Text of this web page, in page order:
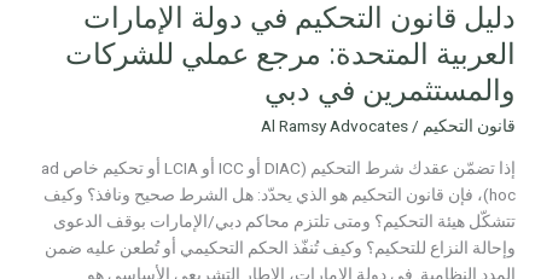
دليل قانون التحكيم في دولة الإمارات
العربية المتحدة: مرجع عملي للشركات
والمستثمرين في دبي
قانون التحكيم /
Al Ramsy Advocates
إذا تضمّن عقدك شرط التحكيم (DIAC أو ICC أو LCIA أو تحكيم خاص ad
hoc)، فإن قانون التحكيم هو الذي يحدّد: هل الشرط صحيح ونافذ؟ وكيف
تتشكّل هيئة التحكيم؟ ومتى تلتزم محاكم دبي/الإمارات بوقف الدعوى
وإحالة النزاع للتحكيم؟ وكيف تُنفّذ الحكم التحكيمي أو تُطعن عليه ضمن
المدد النظامية. في دولة الإمارات، الإطار التشريعي الأساسي هو
التحكيم
في
دولة
الإمارات
العربية
مرجع
عملي
للشركات
والمستثمرين